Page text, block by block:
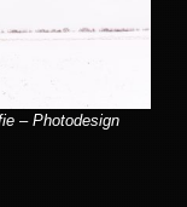
– Photodesign